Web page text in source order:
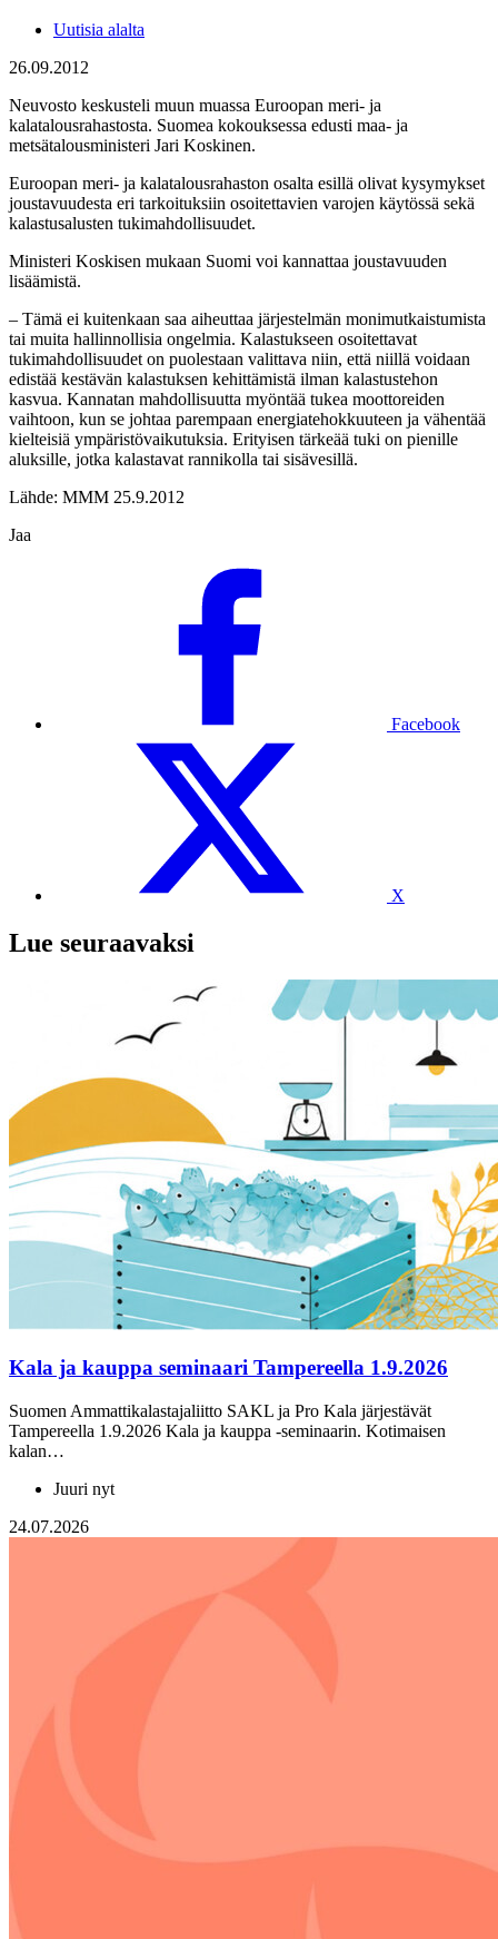
Uutisia alalta
26.09.2012
Neuvosto keskusteli muun muassa Euroopan meri- ja
kalatalousrahastosta. Suomea kokouksessa edusti maa- ja
metsätalousministeri Jari Koskinen.
Euroopan meri- ja kalatalousrahaston osalta esillä olivat kysymykset
joustavuudesta eri tarkoituksiin osoitettavien varojen käytössä sekä
kalastusalusten tukimahdollisuudet.
Ministeri Koskisen mukaan Suomi voi kannattaa joustavuuden
lisäämistä.
– Tämä ei kuitenkaan saa aiheuttaa järjestelmän monimutkaistumista
tai muita hallinnollisia ongelmia. Kalastukseen osoitettavat
tukimahdollisuudet on puolestaan valittava niin, että niillä voidaan
edistää kestävän kalastuksen kehittämistä ilman kalastustehon
kasvua. Kannatan mahdollisuutta myöntää tukea moottoreiden
vaihtoon, kun se johtaa parempaan energiatehokkuuteen ja vähentää
kielteisiä ympäristövaikutuksia. Erityisen tärkeää tuki on pienille
aluksille, jotka kalastavat rannikolla tai sisävesillä.
Lähde: MMM 25.9.2012
Jaa
Facebook
X
Lue seuraavaksi
Kala ja kauppa seminaari Tampereella 1.9.2026
Suomen Ammattikalastajaliitto SAKL ja Pro Kala järjestävät
Tampereella 1.9.2026 Kala ja kauppa -seminaarin. Kotimaisen
kalan…
Juuri nyt
24.07.2026